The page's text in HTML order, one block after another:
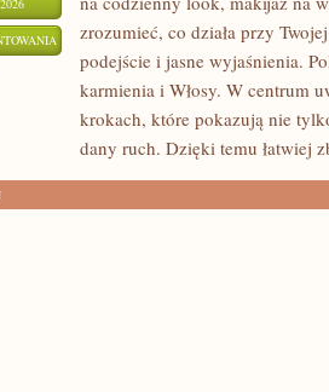
ANALIZA
MAREK
KOSMETYCZNYCH
zrozumieć, co działa przy
podejście i jasne wyjaśnienia.
karmienia i Włosy. W centrum
krokach, które pokazują nie
dany ruch. Dzięki temu łatwiej